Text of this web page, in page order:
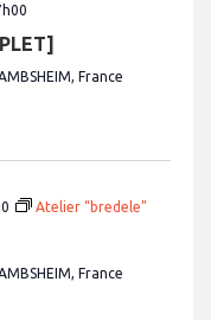
France
Atelier “bredele”
France